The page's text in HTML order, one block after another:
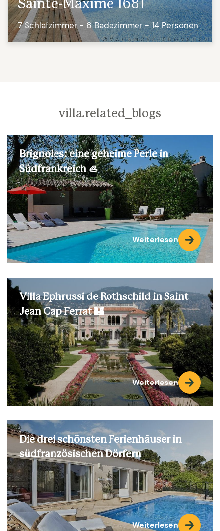
Sainte-Maxime 1681
7 Schlafzimmer - 6 Badezimmer - 14 Personen
villa.related_blogs
Brignoles: eine geheime Perle in
Südfrankreich 🦪
Weiterlesen
Villa Ephrussi de Rothschild in Saint
Jean Cap Ferrat 🏰
Weiterlesen
Die drei schönsten Ferienhäuser in
südfranzösischen Dörfern
Weiterlesen